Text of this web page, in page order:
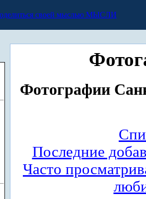
МЫСЛИ
Фотографии
Последние
Часто